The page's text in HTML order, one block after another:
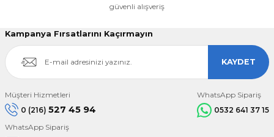
güvenli alışveriş
Kampanya Fırsatlarını Kaçırmayın
KAYDET
Müşteri Hizmetleri
0 (216) 527 45 94
WhatsApp Sipariş
0532 641 37 15
WhatsApp Sipariş